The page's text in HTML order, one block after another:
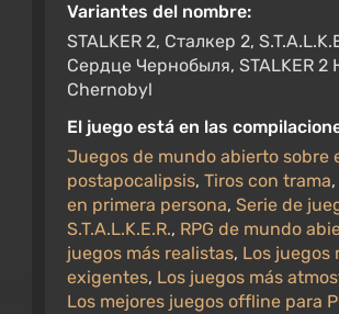
Variantes del nombre:
STALKER 2, Сталкер 2,
Сердце Чернобыля, STALKER 2
Chernobyl
El juego está en las
Juegos de mundo abierto sobre
postapocalipsis, Tiros con trama,
en primera persona, Serie de
S.T.A.L.K.E.R., RPG de mundo
juegos más realistas, Los juegos
exigentes, Los juegos más
Los mejores juegos offline para